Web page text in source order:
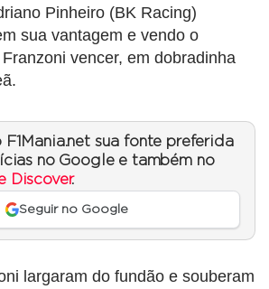
Pinheiro (BK Racing)
sua vantagem e vendo o
vencer, em dobradinha
F1Mania.net sua fonte preferida
no Google e também no
Discover.
Seguir no Google
largaram do fundão e souberam